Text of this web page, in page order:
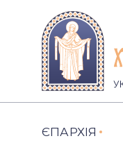
ЄПАРХІЯ